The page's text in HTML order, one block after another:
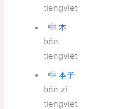
tiengviet
本
běn
tiengviet
本子
běn zi
tiengviet